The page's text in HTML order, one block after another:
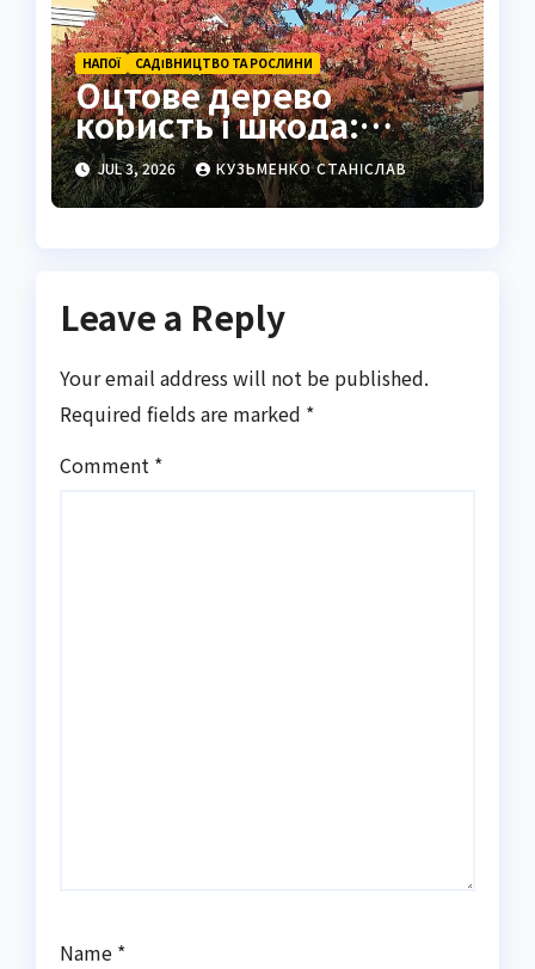
НАПОЇ САДІВНИЦТВО ТА РОСЛИНИ
Оцтове дерево
користь і шкода:
повний огляд для
садівників і любителів
натуральних напоїв
JUL 3, 2026 КУЗЬМЕНКО СТАНІСЛАВ
Leave a Reply
Your email address will not be published.
Required fields are marked *
Comment *
Name *